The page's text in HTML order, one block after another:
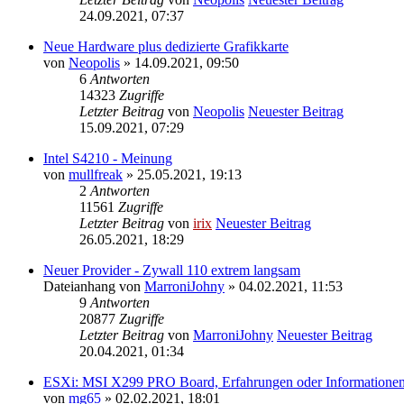
24.09.2021, 07:37
Neue Hardware plus dedizierte Grafikkarte
von Neopolis » 14.09.2021, 09:50
6 Antworten
14323 Zugriffe
Letzter Beitrag von Neopolis Neuester Beitrag
15.09.2021, 07:29
Intel S4210 - Meinung
von mullfreak » 25.05.2021, 19:13
2 Antworten
11561 Zugriffe
Letzter Beitrag von irix Neuester Beitrag
26.05.2021, 18:29
Neuer Provider - Zywall 110 extrem langsam
Dateianhang von MarroniJohny » 04.02.2021, 11:53
9 Antworten
20877 Zugriffe
Letzter Beitrag von MarroniJohny Neuester Beitrag
20.04.2021, 01:34
ESXi: MSI X299 PRO Board, Erfahrungen oder
von mg65 » 02.02.2021, 18:01